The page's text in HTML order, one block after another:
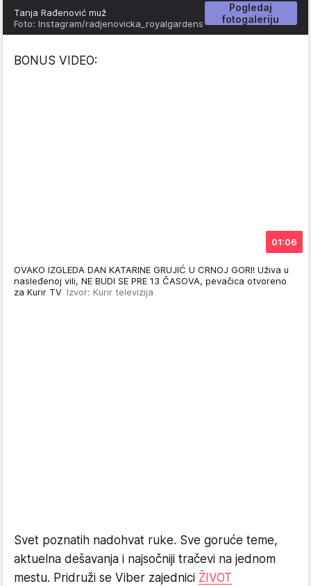
Pogledaj
fotogaleriju
Tanja Rađenović muž
Foto: Instagram/radjenovicka_royalgardens
BONUS VIDEO:
01:06
OVAKO IZGLEDA DAN KATARINE GRUJIĆ U CRNOJ GORI! Uživa u
nasleđenoj vili, NE BUDI SE PRE 13 ČASOVA, pevačica otvoreno
za Kurir TV Izvor: Kurir televizija
Svet poznatih nadohvat ruke. Sve goruće teme,
aktuelna dešavanja i najsočniji tračevi na jednom
mestu. Pridruži se Viber zajednici ŽIVOT